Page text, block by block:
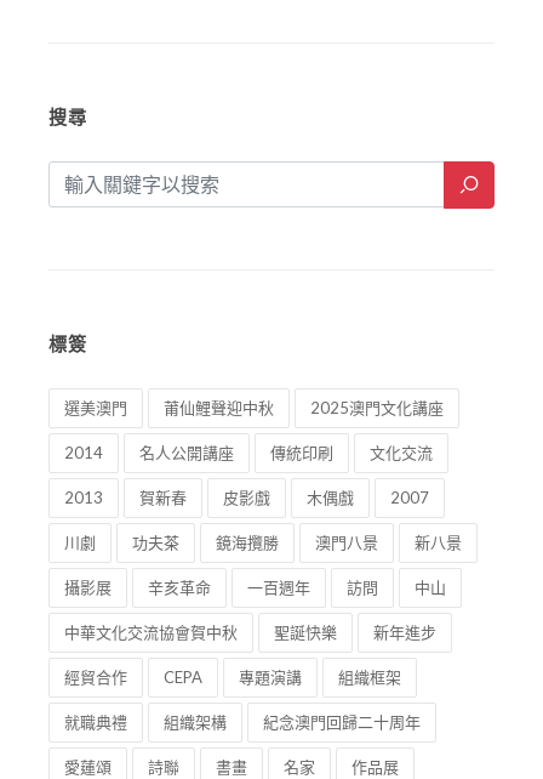
搜尋
標簽
選美澳門 莆仙鯉聲迎中秋 2025澳門文化講座
2014 名人公開講座 傳統印刷 文化交流
2013 賀新春 皮影戲 木偶戲 2007
川劇 功夫茶 鏡海攬勝 澳門八景 新八景
攝影展 辛亥革命 一百週年 訪問 中山
中華文化交流協會賀中秋 聖誕快樂 新年進步
經貿合作 CEPA 專題演講 組織框架
就職典禮 組織架構 紀念澳門回歸二十周年
愛蓮頌 詩聯 書畫 名家 作品展